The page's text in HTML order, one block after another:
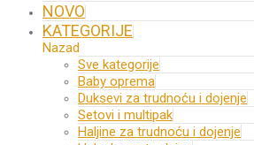
NOVO
KATEGORIJE
Nazad
Sve kategorije
Baby oprema
Duksevi za trudnoću i dojenje
Setovi i multipak
Haljine za trudnoću i dojenje